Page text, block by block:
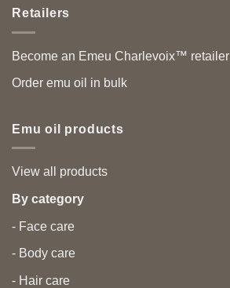
Retailers
Become an Emeu Charlevoix™ retailer
Order emu oil in bulk
Emu oil products
View all products
By category
- Face care
- Body care
- Hair care